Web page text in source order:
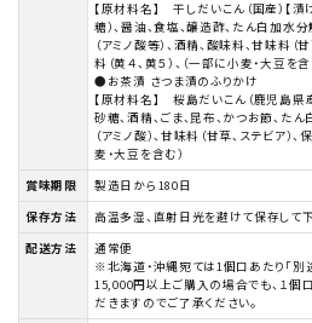
【原材料名】 干しだいこん（国産）【
糖）、醤油、食塩、醸造酢、たん白加水
（アミノ酸等）、酒精、酸味料、甘味料（
料（黄４、黄５）、（一部に小麦・大豆を含
●お茶漬 さつま漬のふりかけ
【原材料名】 桜島だいこん（鹿児島県
砂糖、酒精、ごま、昆布、かつお節、た
（アミノ酸）、甘味料（甘草、ステビア）
麦・大豆を含む）
賞味期限
製造日から180日
保存方法
高温多湿、直射日光を避けて保存して下
配送方法
通常便
※北海道・沖縄宛ては1個口あたり「別途
15,000円以上ご購入の場合でも、１個
だきますのでご了承ください。